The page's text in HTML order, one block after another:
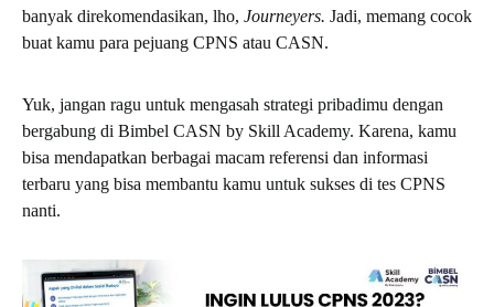
banyak direkomendasikan, lho, Journeyers. Jadi, memang cocok
buat kamu para pejuang CPNS atau CASN.
Yuk, jangan ragu untuk mengasah strategi pribadimu dengan
bergabung di Bimbel CASN by Skill Academy. Karena, kamu
bisa mendapatkan berbagai macam referensi dan informasi
terbaru yang bisa membantu kamu untuk sukses di tes CPNS
nanti.